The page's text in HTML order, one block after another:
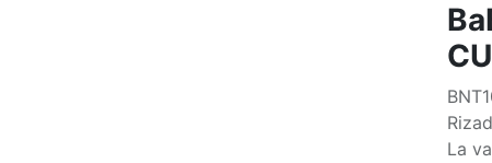
La